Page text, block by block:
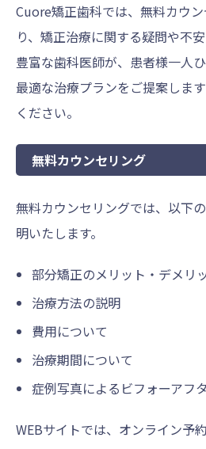
Cuore矯正歯科では、無料カウ
り、矯正治療に関する疑問や不
豊富な歯科医師が、患者様一人
最適な治療プランをご提案しま
ください。
無料カウンセリング
無料カウンセリングでは、以下
明いたします。
部分矯正のメリット・デメリ
治療方法の説明
費用について
治療期間について
症例写真によるビフォーアフ
WEBサイトでは、オンライン予